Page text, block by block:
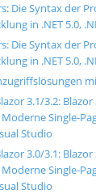
Die Syntax der
in .NET 5.0,
Die Syntax der
in .NET 5.0,
3.1/3.2:
Single-
Studio
3.0/3.1:
Single-
Studio